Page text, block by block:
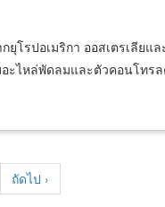
โรปอเมริกา ออสเตรเลียแล
ะไหล่พัดลมและตัวคอนโทรล
Next
page
ถัดไป ›